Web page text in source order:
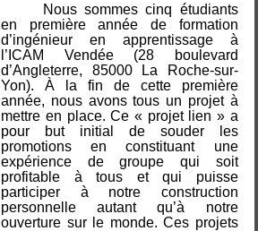
Nous sommes cinq étudiants
en première année de formation
d’ingénieur en apprentissage à
l’ICAM Vendée (28 boulevard
d’Angleterre, 85000 La Roche-sur-
Yon). À la fin de cette première
année, nous avons tous un projet à
mettre en place. Ce « projet lien » a
pour but initial de souder les
promotions en constituant une
expérience de groupe qui soit
profitable à tous et qui puisse
participer à notre construction
personnelle autant qu’à notre
ouverture sur le monde. Ces projets